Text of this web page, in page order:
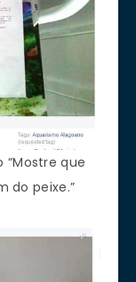
“Mostre que
do peixe.”